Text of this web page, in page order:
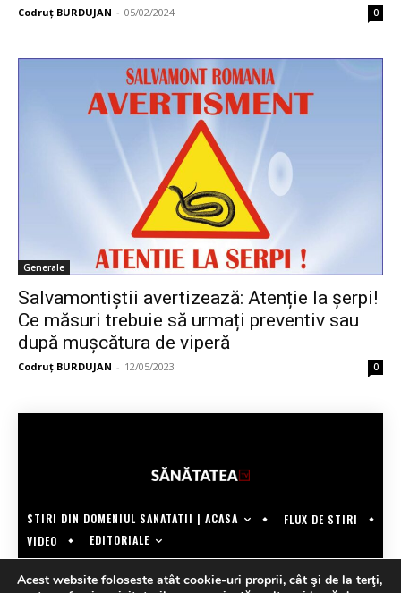
Codruț BURDUJAN - 05/02/2024 0
Generale
Salvamontiștii avertizează: Atenție la șerpi!
Ce măsuri trebuie să urmați preventiv sau
după mușcătura de viperă
Codruț BURDUJAN - 12/05/2023 0
STIRI DIN DOMENIUL SANATATII | ACASA
FLUX DE STIRI
VIDEO
EDITORIALE
Acest website foloseste atât cookie-uri proprii, cât şi de la terţi,